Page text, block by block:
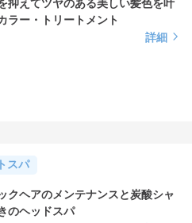
抑えてツヤのある美しい髪色を叶
ラー・トリートメント
詳細
スパ
クヘアのメンテナンスと炭酸シャ
のヘッドスパ